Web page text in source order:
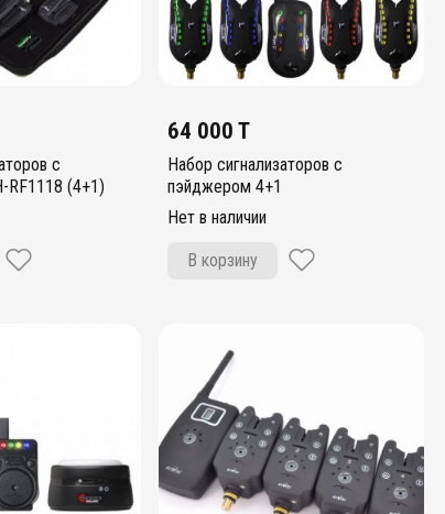
с
(4+1)
64 000 T
Набор сигнализаторов с
пэйджером 4+1
Нет в наличии
В корзину